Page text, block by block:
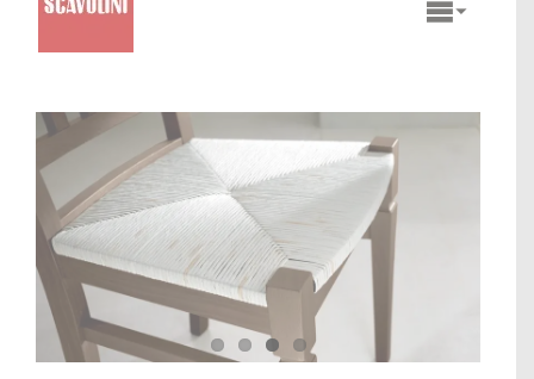
Toggle
KUPAONICE
DNEVNI BORAVCI
STOLOVI I STOLICE
MULTI-FUNKCIONALNI MODULI